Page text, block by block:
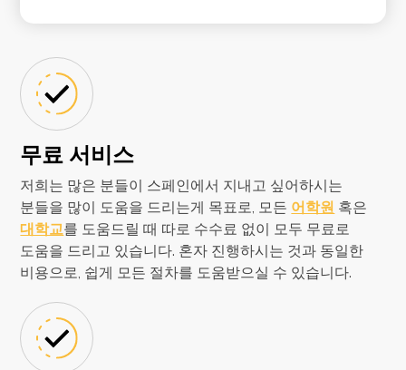
무료 서비스
저희는 많은 분들이 스페인에서 지내고 싶어하시는
분들을 많이 도움을 드리는게 목표로, 모든 어학원 혹은
대학교를 도움드릴 때 따로 수수료 없이 모두 무료로
도움을 드리고 있습니다. 혼자 진행하시는 것과 동일한
비용으로, 쉽게 모든 절차를 도움받으실 수 있습니다.